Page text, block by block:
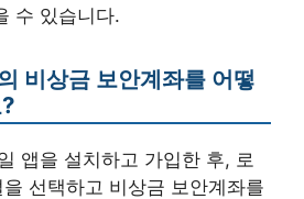
수 있습니다.
비상금 보안계좌를 어떻
앱을 설치하고 가입한 후, 로
선택하고 비상금 보안계좌를